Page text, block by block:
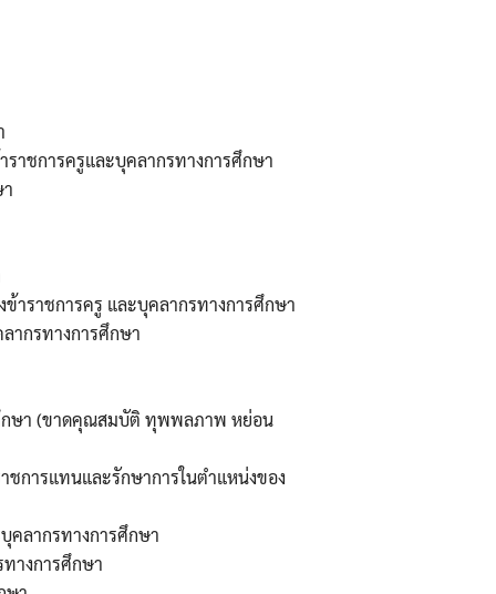
ราชการครูและบุคลากรทางการศึกษา
ข้าราชการครู และบุคลากรทางการศึกษา
ากรทางการศึกษา
กษา (ขาดคุณสมบัติ ทุพพลภาพ หย่อน
ชการแทนและรักษาการในตำแหน่งของ
คลากรทางการศึกษา
างการศึกษา